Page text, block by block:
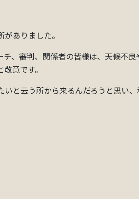
ありました。
、審判、関係者の皆様は、天候不良
意です。
と云う所から来るんだろうと思い